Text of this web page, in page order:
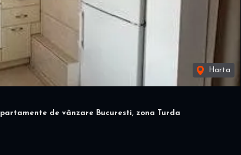
Harta
de vânzare Bucuresti, zona Turda